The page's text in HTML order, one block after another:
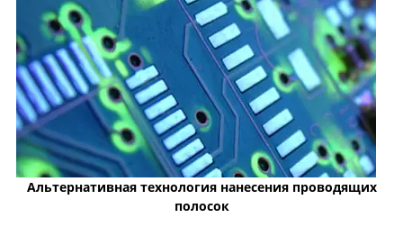
Альтернативная технология нанесения проводящих
полосок